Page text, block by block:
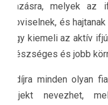
díjazásra, melyek az
képviselnek, és
hogy kiemeli az aktív
egészséges és jobb
A díjra minden olyan
projekt nevezhet,